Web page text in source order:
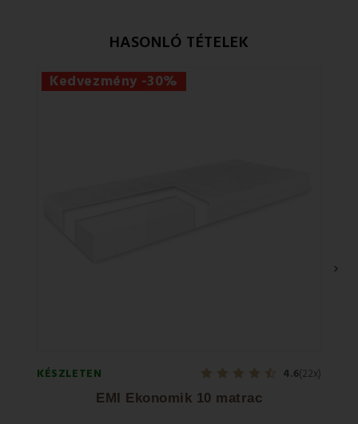
HASONLÓ TÉTELEK
Kedvezmény -30%
KÉSZLETEN 4.6(22x)
EMI Ekonomik 10 matrac
›